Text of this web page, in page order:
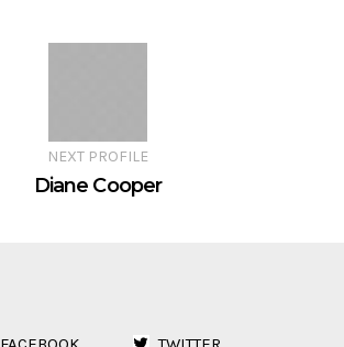
NEXT PROFILE
Diane Cooper